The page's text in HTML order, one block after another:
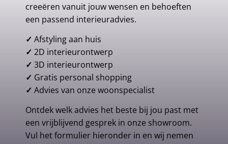
creeëren vanuit jouw wensen en behoeften
een passend interieuradvies.
✓ Afstyling aan huis
✓ 2D interieurontwerp
✓ 3D interieurontwerp
✓ Gratis personal shopping
✓ Advies van onze woonspecialist
Ontdek welk advies het beste bij jou past met
een vrijblijvend gesprek in onze showroom.
Vul het formulier hieronder in en wij nemen